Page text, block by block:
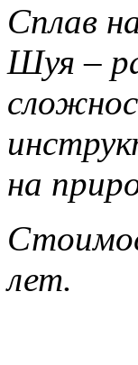
Сплав
Шуя –
на
лет.